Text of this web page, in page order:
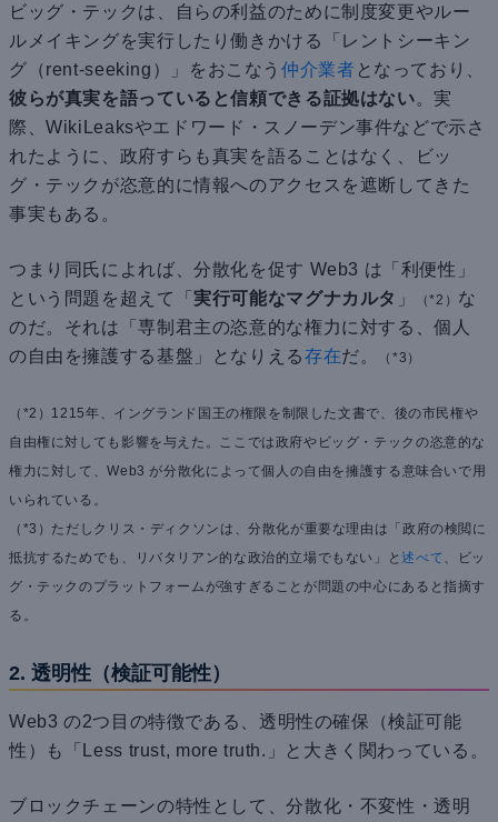
ビッグ・テックは、自らの利益のために制度変更やルー
ルメイキングを実行したり働きかける「レントシーキン
グ（rent-seeking）」をおこなう仲介業者 となっており、
彼らが真実を語っていると信頼できる証拠はない。実
際、WikiLeaksやエドワード・スノーデン事件などで示さ
れたように、政府すらも真実を語ることはなく、ビッ
グ・テックが恣意的に情報へのアクセスを遮断してきた
事実もある。
つまり同氏によれば、分散化を促す Web3 は「利便性」
という問題を超えて「実行可能なマグナカルタ 」 （*2） な
のだ。それは「専制君主の恣意的な権力に対する、個人
の自由を擁護する基盤」となりえる存在だ。 （*3）
（*2）1215年、イングランド国王の権限を制限した文書で、後の市民権や
自由権に対しても影響を与えた。ここでは政府やビッグ・テックの恣意的な
権力に対して、Web3 が分散化によって個人の自由を擁護する意味合いで用
いられている。
（*3）ただしクリス・ディクソンは、分散化が重要な理由は「政府の検閲に
抵抗するためでも、リバタリアン的な政治的立場でもない」と述べて、ビッ
グ・テックのプラットフォームが強すぎることが問題の中心にあると指摘す
る。
2. 透明性（検証可能性）
Web3 の2つ目の特徴である、透明性の確保（検証可能
性）も「Less trust, more truth.」と大きく関わっている。
ブロックチェーンの特性として、分散化・不変性・透明